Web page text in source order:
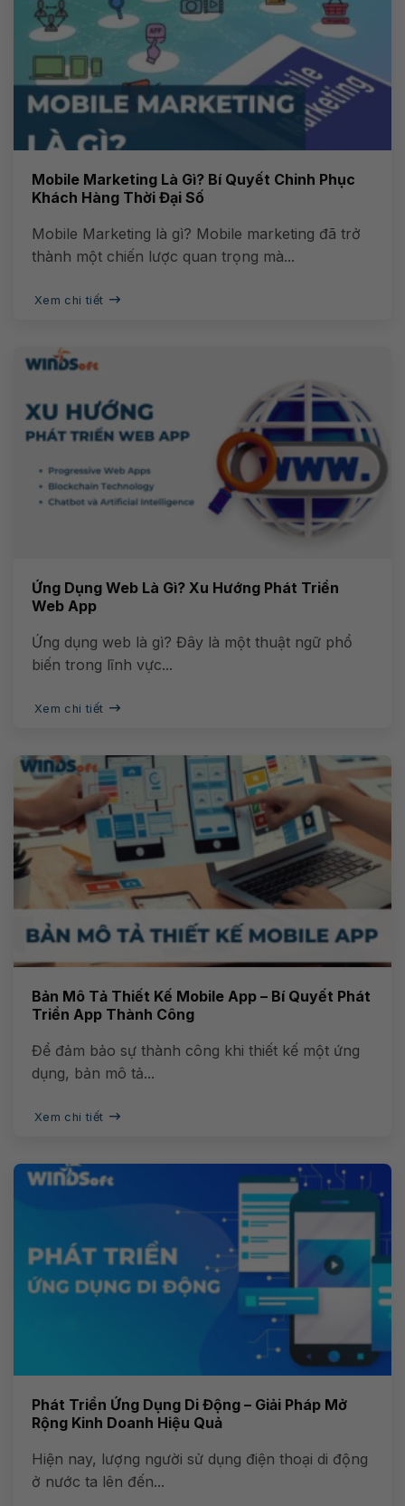
Mobile Marketing Là Gì? Bí Quyết Chinh Phục
Khách Hàng Thời Đại Số
Mobile Marketing là gì? Mobile marketing đã trở
thành một chiến lược quan trọng mà...
Xem chi tiết
Ứng Dụng Web Là Gì? Xu Hướng Phát Triển
Web App
Ứng dụng web là gì? Đây là một thuật ngữ phổ
biến trong lĩnh vực...
Xem chi tiết
Bản Mô Tả Thiết Kế Mobile App – Bí Quyết Phát
Triển App Thành Công
Để đảm bảo sự thành công khi thiết kế một ứng
dụng, bản mô tả...
Xem chi tiết
Phát Triển Ứng Dụng Di Động – Giải Pháp Mở
Rộng Kinh Doanh Hiệu Quả
Hiện nay, lượng người sử dụng điện thoại di động
ở nước ta lên đến...